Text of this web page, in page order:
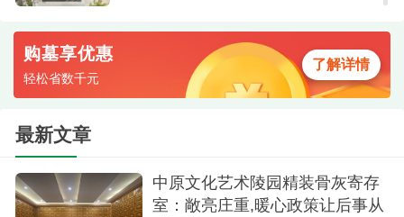
都环抱在绿意之中，体现了对生命的尊重和对自然
的敬畏。同时，它注重人文纪念功能，为后人提供
了一个优美、肃穆的追思环境，是一个真正实现人
与自然、文化与生态和谐共生的纪念公园。
北邙山上的黄河纪念公园是一家合法性毋庸置
疑，且拥有绝佳位置、一流环境和高端规划的综合
购墓享优惠
轻松省数千元
了解详情
最新文章
中原文化艺术陵园精装骨灰寄存
室：敞亮庄重,暖心政策让后事从